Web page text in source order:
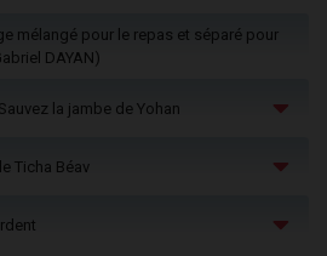
mélangé pour le repas et séparé pour
DAYAN)
la jambe de Yohan
Ticha Béav